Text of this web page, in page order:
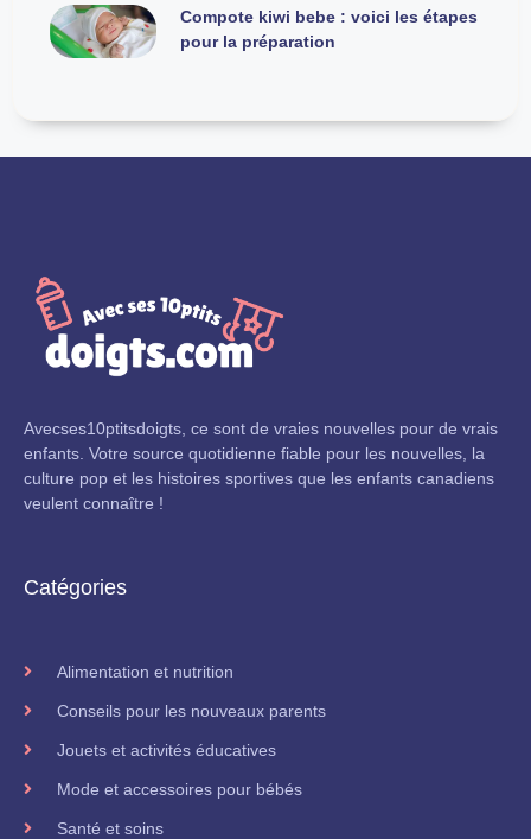
Compote kiwi bebe : voici les étapes
pour la préparation
Avecses10ptitsdoigts, ce sont de vraies nouvelles pour de vrais
enfants. Votre source quotidienne fiable pour les nouvelles, la
culture pop et les histoires sportives que les enfants canadiens
veulent connaître !
Catégories
Alimentation et nutrition
Conseils pour les nouveaux parents
Jouets et activités éducatives
Mode et accessoires pour bébés
Santé et soins